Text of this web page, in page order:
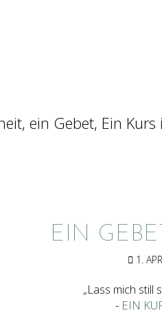
EIN
1.
„Lass mich still
- EIN